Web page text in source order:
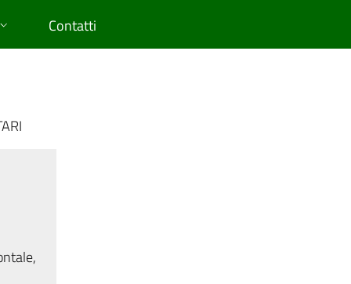
Contatti